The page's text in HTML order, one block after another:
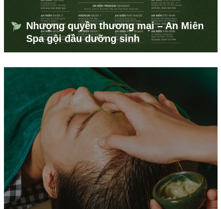
Nhượng quyền thương mại – An Miên
Spa gội đầu dưỡng sinh